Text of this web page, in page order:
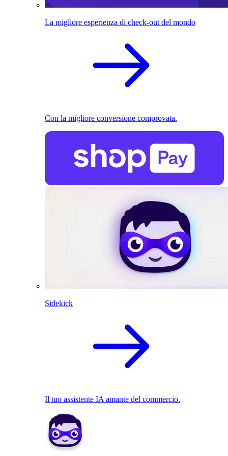
La migliore esperienza di check-out del mondo
Con la migliore conversione comprovata.
Sidekick
Il tuo assistente IA amante del commercio.